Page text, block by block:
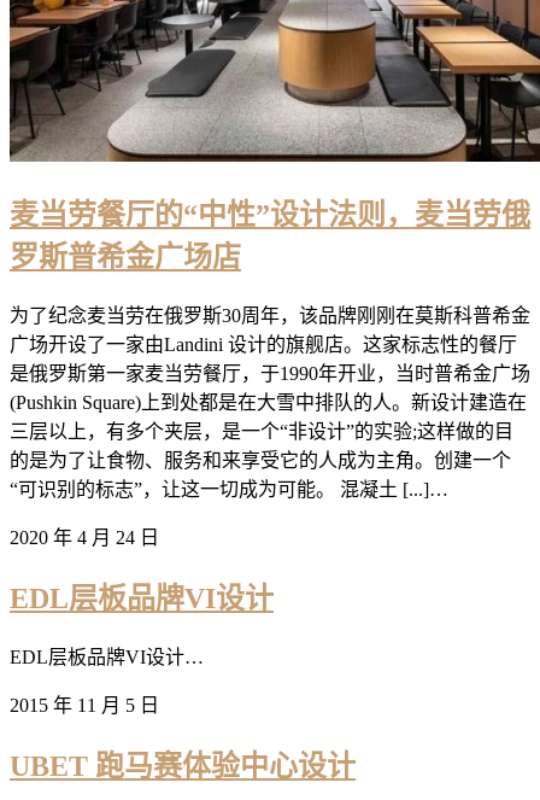
麦当劳餐厅的“中性”设计法则，麦当劳俄
罗斯普希金广场店
为了纪念麦当劳在俄罗斯30周年，该品牌刚刚在莫斯科普希金
广场开设了一家由Landini 设计的旗舰店。这家标志性的餐厅
是俄罗斯第一家麦当劳餐厅，于1990年开业，当时普希金广场
(Pushkin Square)上到处都是在大雪中排队的人。新设计建造在
三层以上，有多个夹层，是一个“非设计”的实验;这样做的目
的是为了让食物、服务和来享受它的人成为主角。创建一个
“可识别的标志”，让这一切成为可能。 混凝土 [...]…
2020 年 4 月 24 日
EDL层板品牌VI设计
EDL层板品牌VI设计…
2015 年 11 月 5 日
UBET 跑马赛体验中心设计